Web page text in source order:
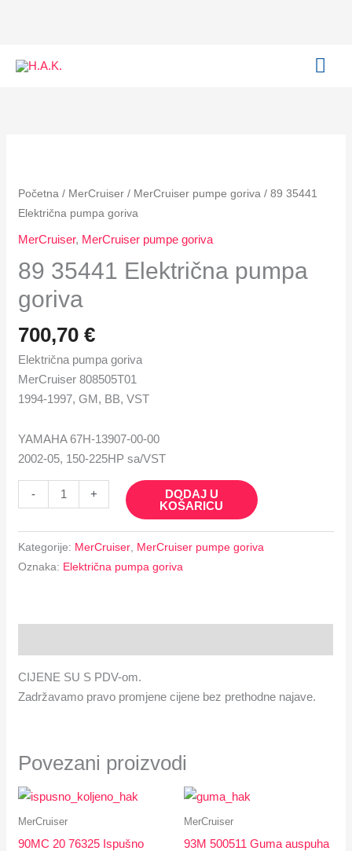
Početna / MerCruiser / MerCruiser pumpe goriva / 89 35441
Električna pumpa goriva
MerCruiser, MerCruiser pumpe goriva
89 35441 Električna pumpa
goriva
700,70€
Električna pumpa goriva
MerCruiser 808505T01
1994-1997, GM, BB, VST
YAMAHA 67H-13907-00-00
2002-05, 150-225HP sa/VST
-
Električna
pumpa
količina
+
DODAJ U
KOŠARICU
Kategorije: MerCruiser MerCruiser pumpe goriva
Oznaka: Električna pumpa goriva
CIJENE SU S PDV-om.
Zadržavamo pravo promjene cijene bez prethodne najave.
Povezani proizvodi
MerCruiser
90MC 20 76325 Ispušno
MerCruiser
93M 500511 Guma auspuha
količina